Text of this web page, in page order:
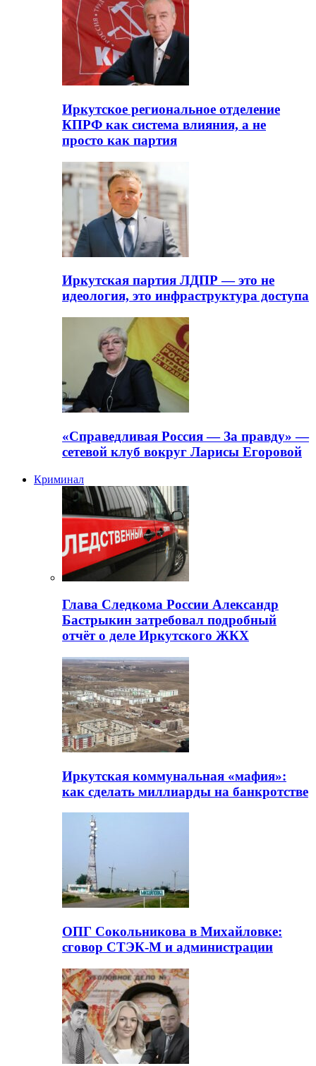
Иркутское региональное отделение
КПРФ как система влияния, а не
просто как партия
Иркутская партия ЛДПР — это не
идеология, это инфраструктура доступа
«Справедливая Россия — За правду» —
сетевой клуб вокруг Ларисы Егоровой
Криминал
Глава Следкома России Александр
Бастрыкин затребовал подробный
отчёт о деле Иркутского ЖКХ
Иркутская коммунальная «мафия»:
как сделать миллиарды на банкротстве
ОПГ Сокольникова в Михайловке:
сговор СТЭК-М и администрации